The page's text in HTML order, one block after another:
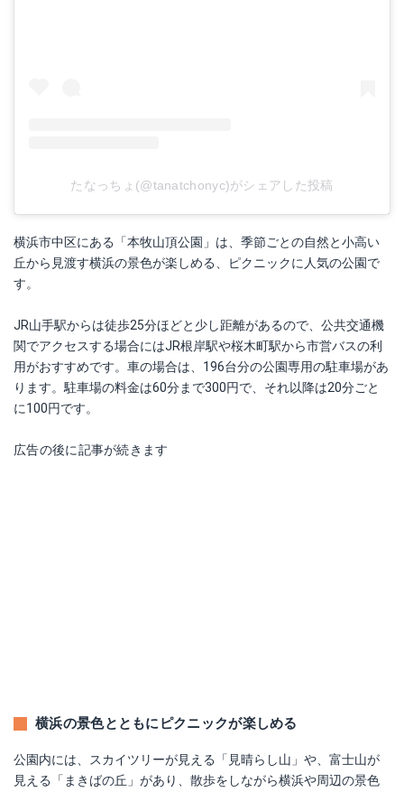
たなっちょ(@tanatchonyc)がシェアした投稿
横浜市中区にある「本牧山頂公園」は、季節ごとの自然と小高い
丘から見渡す横浜の景色が楽しめる、ピクニックに人気の公園で
す。
JR山手駅からは徒歩25分ほどと少し距離があるので、公共交通機
関でアクセスする場合にはJR根岸駅や桜木町駅から市営バスの利
用がおすすめです。車の場合は、196台分の公園専用の駐車場があ
ります。駐車場の料金は60分まで300円で、それ以降は20分ごと
に100円です。
広告の後に記事が続きます
横浜の景色とともにピクニックが楽しめる
公園内には、スカイツリーが見える「見晴らし山」や、富士山が
見える「まきばの丘」があり、散歩をしながら横浜や周辺の景色